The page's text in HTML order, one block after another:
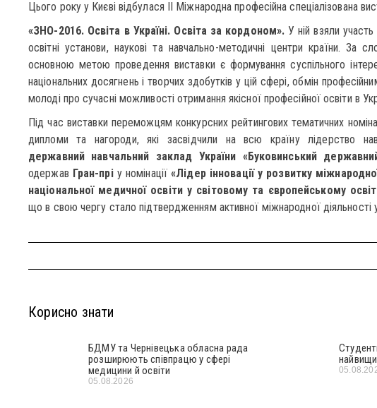
Цього року у Києві відбулася ІІ Міжнародна професійна спеціалізована
«ЗНО-2016. Освіта в Україні. Освіта за кордоном». У ній взяли
освітні установи, наукові та навчально-методичні центри країни. За
основною метою проведення виставки є формування суспільного
національних досягнень і творчих здобутків у цій сфері, обмін
молоді про сучасні можливості отримання якісної професійної освіти в
Під час виставки переможцям конкурсних рейтингових тематичних
дипломи та нагороди, які засвідчили на всю країну лідерство
державний навчальний заклад України «Буковинський
одержав Гран-пріу номінації«Лідер інновації у розвитку
національної медичної освіти у світовому та європейському
що в свою чергу стало підтвердженням активної міжнародної діяльності
Корисно знати
БДМУ та Чернівецька обласна рада
розширюють співпрацю у сфері
медицини й освіти
05.08.2026